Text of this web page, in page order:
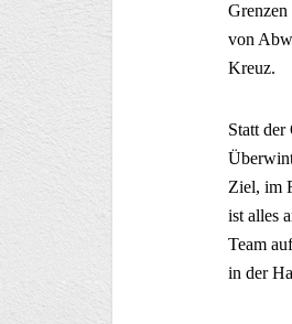
von
Kreuz.
Statt
Ziel, im
ist alles
Team
in der